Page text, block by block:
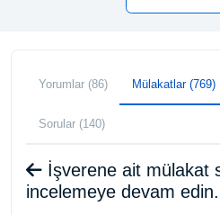
Yorumlar (86) Mülakatlar (769)
Sorular (140)
İşverene ait mülakat
incelemeye devam edin.